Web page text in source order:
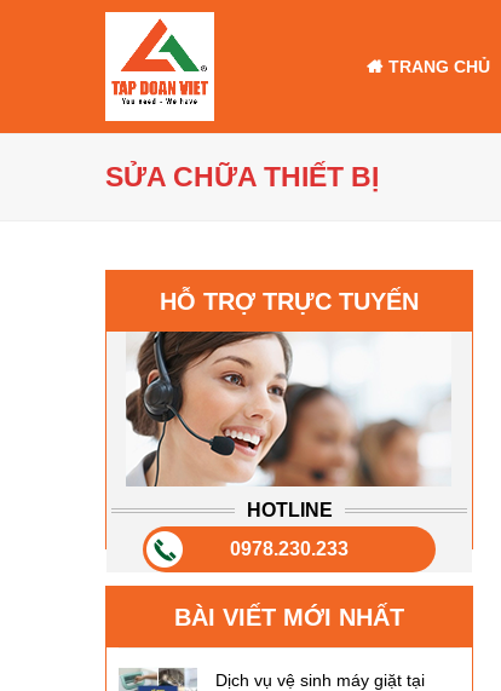
TRANG CHỦ
SỬA CHỮA THIẾT BỊ
HỖ TRỢ TRỰC TUYẾN
HOTLINE
0978.230.233
BÀI VIẾT MỚI NHẤT
Dịch vụ vệ sinh máy giặt tại